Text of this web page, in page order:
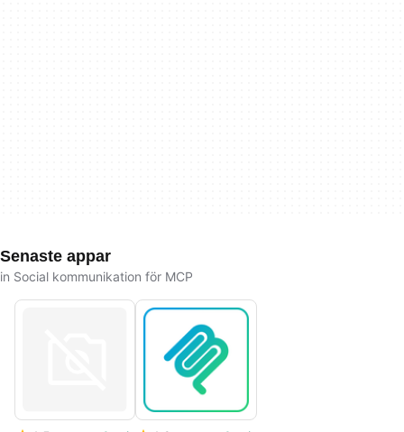
Senaste appar
in Social kommunikation för MCP